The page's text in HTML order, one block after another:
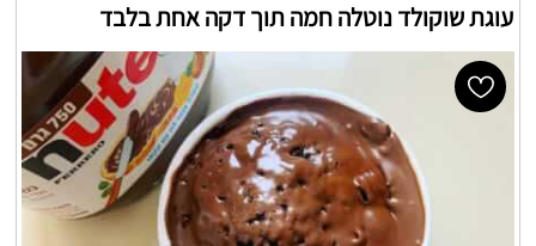
עוגת שוקולד נוטלה חמה תוך דקה אחת בלבד